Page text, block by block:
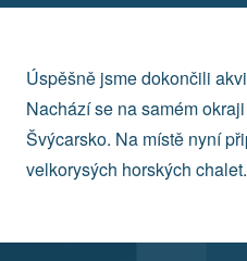
Úspěšně jsme dokončili
Nachází se na samém
Švýcarsko. Na místě nyní
velkorysých horských chalet.